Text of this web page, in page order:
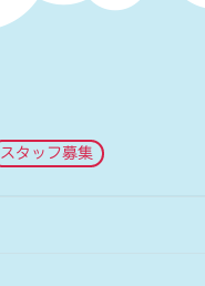
スタッフ募集